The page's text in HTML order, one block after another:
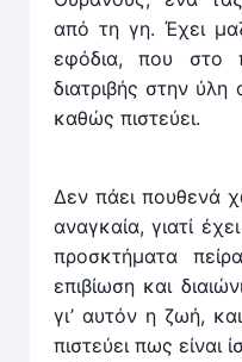
από τη γη. Έχει
εφόδια, που στο
διατριβής στην
καθώς πιστεύει.
Δεν πάει πουθενά
­ανα­γκαία, γιατί
προσκτήματα
επιβίωση και
γι’ αυτόν η ζωή,
πιστεύει πως είναι